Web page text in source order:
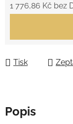
1 776,86 Kč bez
Tisk
Popis